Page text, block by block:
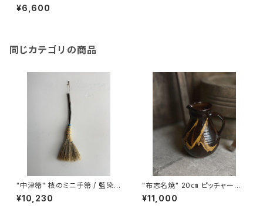
de in Switzerland
¥6,600
同じカテゴリの商品
"中津箒" 枝のミニ手箒 / 藍染
め糸 (約53㎝)
¥10,230
"布志名焼" 20㎝ ピッチャー
(島根)
¥11,000